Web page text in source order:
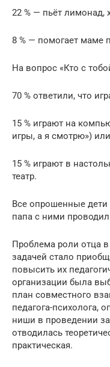
22 % — пьёт лимонад,
8 % — помогает маме
На вопрос «Кто с
70 % ответили, что
15 % играют на
игры, а я смотрю»)
15 % играют в
театр.
Все опрошенные дети
папа с ними
Проблема роли отца
задачей стало
повысить их
организации была
план совместного
педагога-психолога,
ниши в проведении
отводилась
практическая.